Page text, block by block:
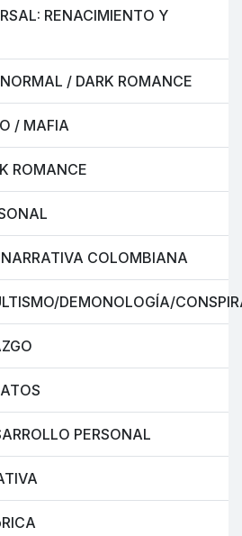
RENACIMIENTO Y
/ DARK ROMANCE
/ MAFIA
ROMANCE
COLOMBIANA
DEMONOLOGÍA/
PERSONAL